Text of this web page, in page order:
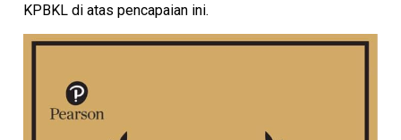
KPBKL di atas pencapaian ini.